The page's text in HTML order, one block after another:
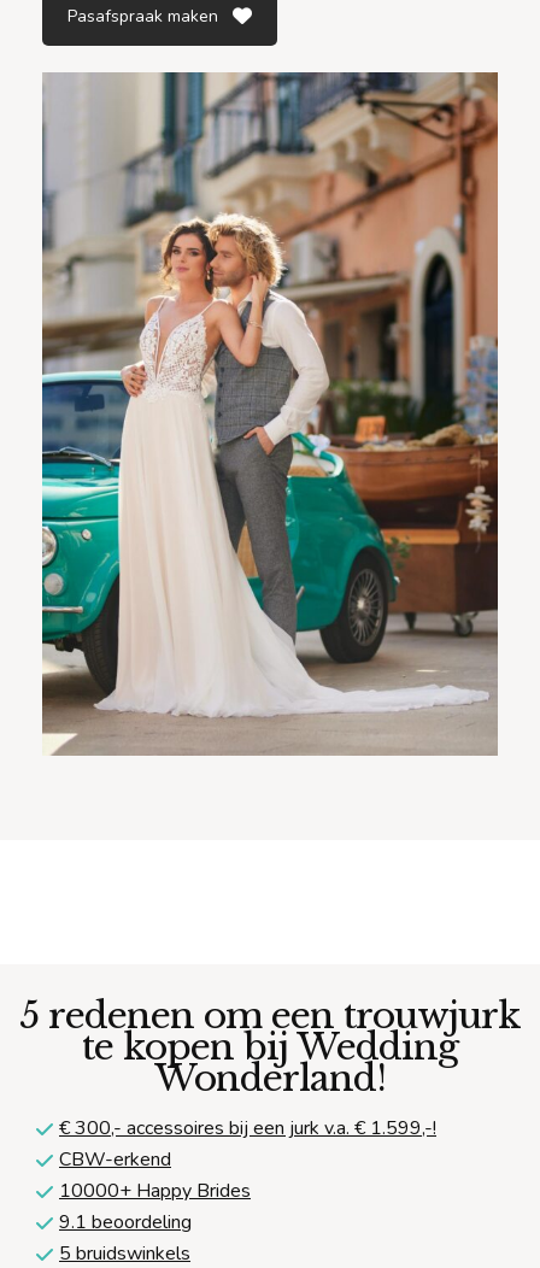
Pasafspraak maken
5 redenen om een trouwjurk
te kopen bij Wedding
Wonderland!
€ 300,- accessoires bij een jurk v.a. € 1.599,-!
CBW-erkend
10000+ Happy Brides
9.1 beoordeling
5 bruidswinkels